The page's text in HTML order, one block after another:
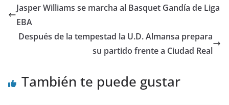
Jasper Williams se marcha al Basquet Gandía de Liga
EBA
Después de la tempestad la U.D. Almansa prepara
su partido frente a Ciudad Real
También te puede gustar